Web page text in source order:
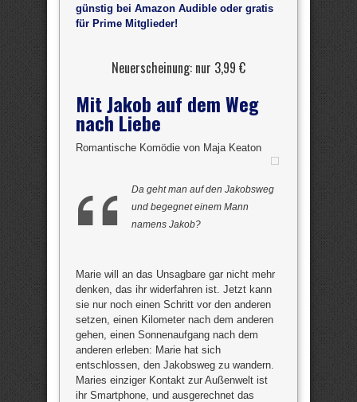
günstig bei Amazon Audible oder gratis
für Prime Mitglieder!
Neuerscheinung: nur 3,99 €
Mit Jakob auf dem Weg
nach Liebe
Romantische Komödie von Maja Keaton
Da geht man auf den Jakobsweg
und begegnet einem Mann
namens Jakob?
Marie will an das Unsagbare gar nicht mehr
denken, das ihr widerfahren ist. Jetzt kann
sie nur noch einen Schritt vor den anderen
setzen, einen Kilometer nach dem anderen
gehen, einen Sonnenaufgang nach dem
anderen erleben: Marie hat sich
entschlossen, den Jakobsweg zu wandern.
Maries einziger Kontakt zur Außenwelt ist
ihr Smartphone, und ausgerechnet das